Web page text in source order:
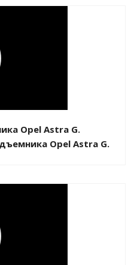
Opel Astra G.
Opel Astra G.